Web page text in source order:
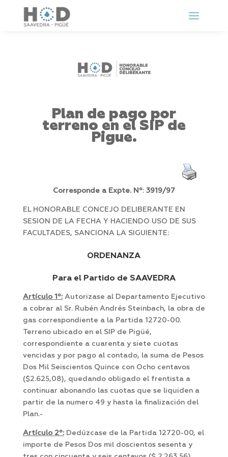
Plan de pago por
terreno en el SIP de
Pigue.
Corresponde a Expte. Nº: 3919/97
EL HONORABLE CONCEJO DELIBERANTE EN
SESION DE LA FECHA Y HACIENDO USO DE SUS
FACULTADES, SANCIONA LA SIGUIENTE:
ORDENANZA
Para el Partido de SAAVEDRA
Artículo 1º:Autorizase al Departamento Ejecutivo
a cobrar al Sr. Rubén Andrés Steinbach, la obra de
gas correspondiente a la Partida 12720-00.
Terreno ubicado en el SIP de Pigüé,
correspondiente a cuarenta y siete cuotas
vencidas y por pago al contado, la suma de Pesos
Dos Mil Seiscientos Quince con Ocho centavos
($2.625,08), quedando obligado el frentista a
continuar abonando las cuotas que se liquiden a
partir de la numero 49 y hasta la finalización del
Plan.-
Artículo 2º:Dedúzcase de la Partida 12720-00, el
importe de Pesos Dos mil doscientos sesenta y